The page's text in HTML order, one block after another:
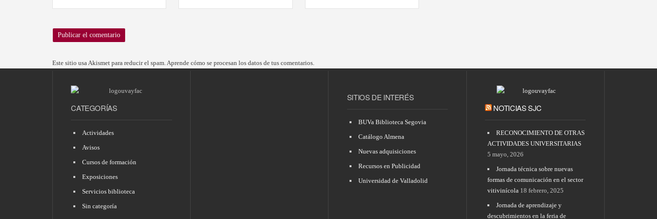
Este sitio usa Akismet para reducir el spam. Aprende cómo se procesan los datos de tus comentarios.
CATEGORÍAS
Actividades
Avisos
Cursos de formación
Exposiciones
Servicios biblioteca
Sin categoría
SITIOS DE INTERÉS
BUVa Biblioteca Segovia
Catálogo Almena
Nuevas adquisiciones
Recursos en Publicidad
Universidad de Valladolid
NOTICIAS SJC
RECONOCIMIENTO DE OTRAS
ACTIVIDADES UNIVERSITARIAS
5 mayo, 2026
Jornada técnica sobre nuevas
formas de comunicación en el sector
vitivinícola 18 febrero, 2025
Jornada de aprendizaje y
descubrimientos en la feria de